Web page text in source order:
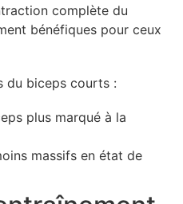
complète du
bénéfiques pour ceux
du biceps courts :
plus marqué à la
massifs en état de